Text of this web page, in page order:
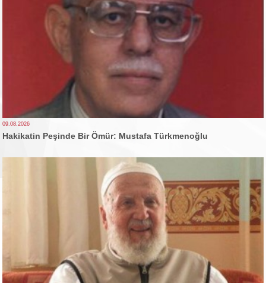
09.08.2026
Hakikatin Peşinde Bir Ömür: Mustafa Türkmenoğlu